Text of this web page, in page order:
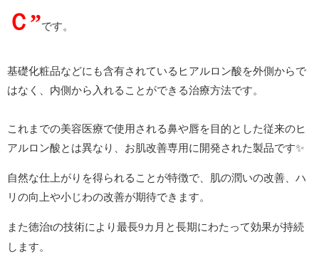
Ｃ”です。
基礎化粧品などにも含有されているヒアルロン酸を外側からで
はなく、内側から入れることができる治療方法です。
これまでの美容医療で使用される鼻や唇を目的とした従来のヒ
アルロン酸とは異なり
、お肌改善専用に開発された製品です✨
自然な仕上がりを得られることが特徴で、肌の潤いの改善、ハ
リの向上や小じわの改善が期待できます。
また徳治tの技術により最長9カ月と長期にわたって効果が持続
します。